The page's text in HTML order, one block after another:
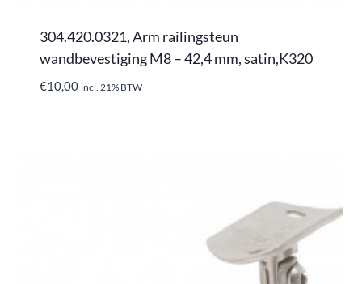
304.420.0321, Arm railingsteun
wandbevestiging M8 – 42,4 mm, satin,K320
€10,00 incl. 21% BTW